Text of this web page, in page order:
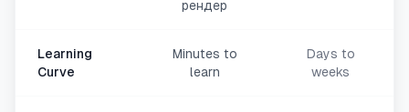
рендер
Learning
Curve
Minutes to
learn
Days to
weeks